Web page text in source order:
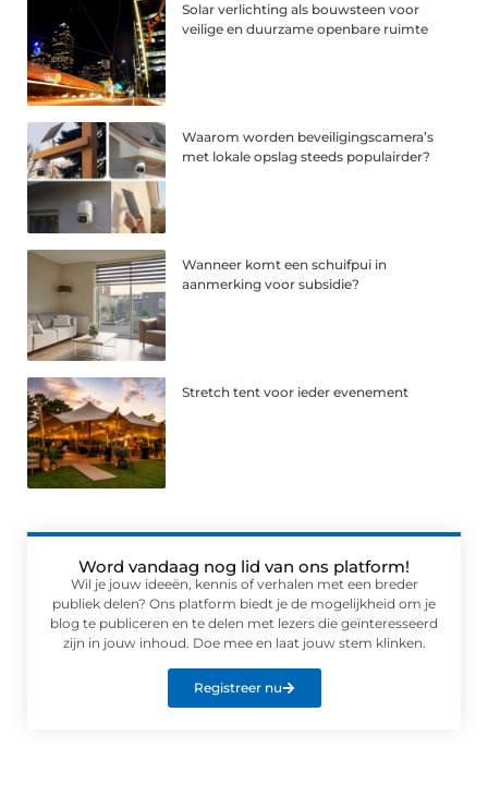
Solar verlichting als bouwsteen voor
veilige en duurzame openbare ruimte
Waarom worden beveiligingscamera’s
met lokale opslag steeds populairder?
Wanneer komt een schuifpui in
aanmerking voor subsidie?
Stretch tent voor ieder evenement
Word vandaag nog lid van ons platform!
Wil je jouw ideeën, kennis of verhalen met een breder
publiek delen? Ons platform biedt je de mogelijkheid om je
blog te publiceren en te delen met lezers die geïnteresseerd
zijn in jouw inhoud. Doe mee en laat jouw stem klinken.
Registreer nu